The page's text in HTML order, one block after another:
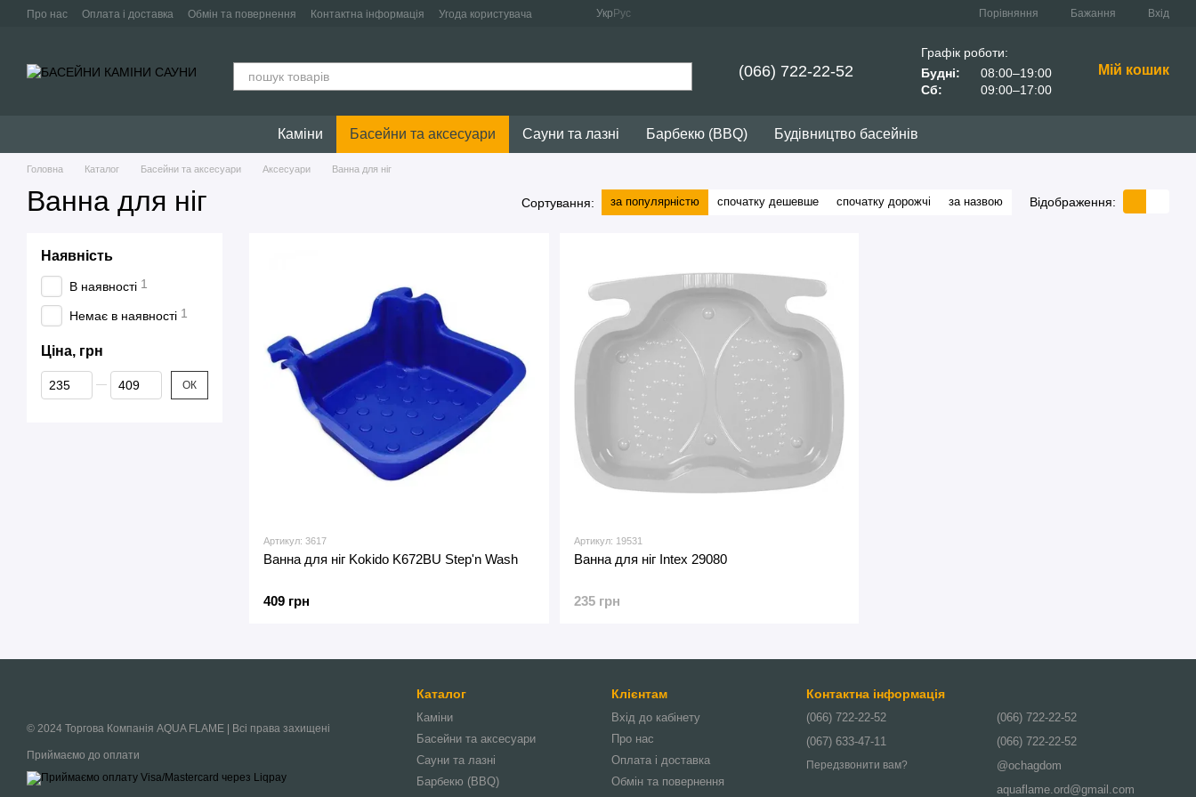
Перейти до основного контенту
Про нас Оплата і доставка Обмін та повернення Контактна інформація Угода користувача Укр Рус Порівняння Бажання Вхід
(066) 722-22-52
Графік роботи:
Будні:
08:00–19:00
Сб:
09:00–17:00
Мій кошик
Каміни Басейни та аксесуари Сауни та лазні Барбекю (BBQ) Будівництво басейнів
Головна Каталог Басейни та аксесуари Аксесуари Ванна для ніг
Ванна для ніг Сортування: за популярністю спочатку дешевше спочатку дорожчі за назвою Відображення:
Артикул: 3617
Ванна для ніг Kokido K672BU Step'n Wash
409 грн
Артикул: 19531
Ванна для ніг Intex 29080
235 грн
Наявність
В наявності 1
Немає в наявності 1
Ціна, грн
Від Ціна, грн
До Ціна, грн ОК
© 2024 Торгова Компанія AQUA FLAME | Всі права захищені
Приймаємо до оплати
Каталог
Каміни
Басейни та аксесуари
Сауни та лазні
Барбекю (BBQ)
Клієнтам
Вхід до кабінету
Про нас
Оплата і доставка
Обмін та повернення
Контактна інформація
(066) 722-22-52
(067) 633-47-11
Передзвонити вам?
(066) 722-22-52
(066) 722-22-52
@ochagdom
aquaflame.ord@gmail.com